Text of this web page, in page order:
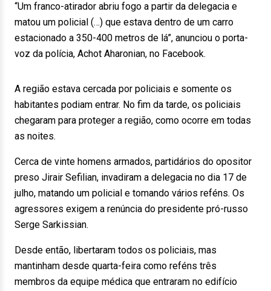
“Um franco-atirador abriu fogo a partir da delegacia e
matou um policial (…) que estava dentro de um carro
estacionado a 350-400 metros de lá”, anunciou o porta-
voz da polícia, Achot Aharonian, no Facebook.
A região estava cercada por policiais e somente os
habitantes podiam entrar. No fim da tarde, os policiais
chegaram para proteger a região, como ocorre em todas
as noites.
Cerca de vinte homens armados, partidários do opositor
preso Jirair Sefilian, invadiram a delegacia no dia 17 de
julho, matando um policial e tomando vários reféns. Os
agressores exigem a renúncia do presidente pró-russo
Serge Sarkissian.
Desde então, libertaram todos os policiais, mas
mantinham desde quarta-feira como reféns três
membros da equipe médica que entraram no edifício